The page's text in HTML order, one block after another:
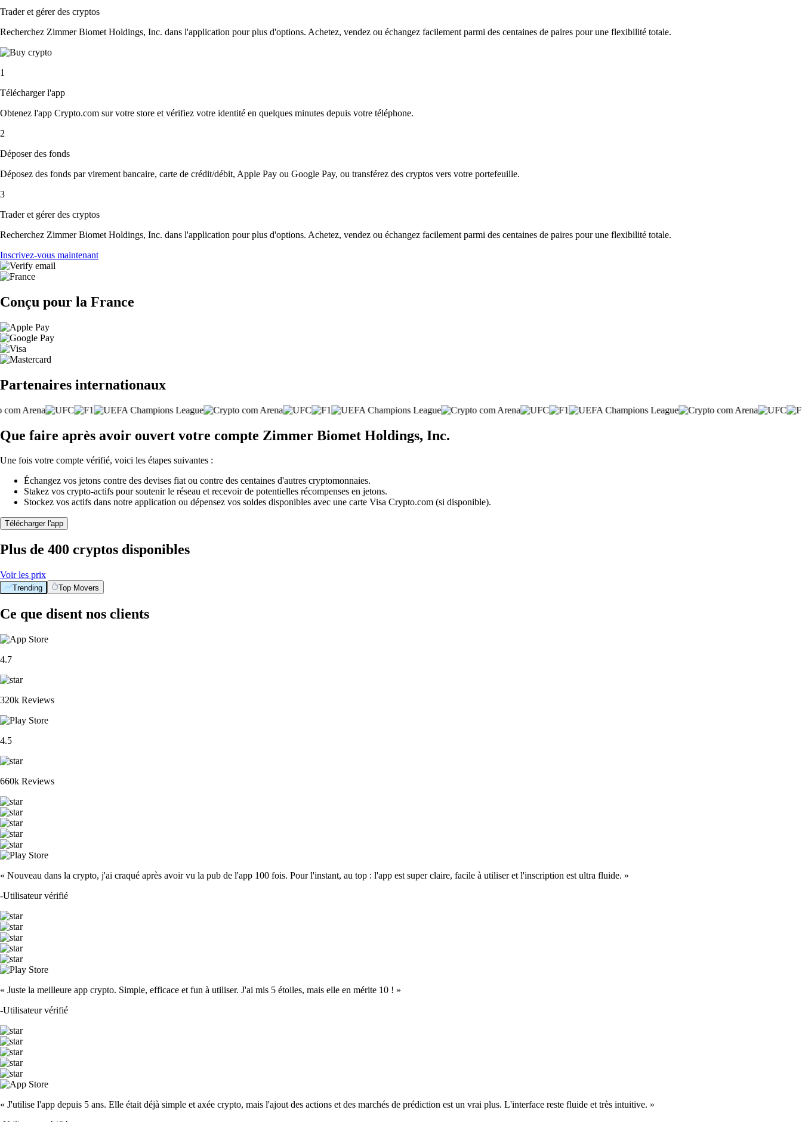
Trader et gérer des cryptos
Recherchez Zimmer Biomet Holdings, Inc. dans l'application pour plus d'options. Achetez, vendez ou échangez facilement parmi des centaines de paires pour une flexibilité totale.
1
Télécharger l'app
Obtenez l'app Crypto.com sur votre store et vérifiez votre identité en quelques minutes depuis votre téléphone.
2
Déposer des fonds
Déposez des fonds par virement bancaire, carte de crédit/débit, Apple Pay ou Google Pay, ou transférez des cryptos vers votre portefeuille.
3
Trader et gérer des cryptos
Recherchez Zimmer Biomet Holdings, Inc. dans l'application pour plus d'options. Achetez, vendez ou échangez facilement parmi des centaines de paires pour une flexibilité totale.
Inscrivez-vous maintenant
Conçu pour la France
Partenaires internationaux
Que faire après avoir ouvert votre compte Zimmer Biomet Holdings, Inc.
Une fois votre compte vérifié, voici les étapes suivantes :
Échangez vos jetons contre des devises fiat ou contre des centaines d'autres cryptomonnaies.
Stakez vos crypto-actifs pour soutenir le réseau et recevoir de potentielles récompenses en jetons.
Stockez vos actifs dans notre application ou dépensez vos soldes disponibles avec une carte Visa Crypto.com (si disponible).
Télécharger l'app
Plus de 400 cryptos disponibles
Voir les prix
Trending Top Movers
Ce que disent nos clients
4.7
320k Reviews
4.5
660k Reviews
« Nouveau dans la crypto, j'ai craqué après avoir vu la pub de l'app 100 fois. Pour l'instant, au top : l'app est super claire, facile à utiliser et l'inscription est ultra fluide. »
-Utilisateur vérifié
« Juste la meilleure app crypto. Simple, efficace et fun à utiliser. J'ai mis 5 étoiles, mais elle en mérite 10 ! »
-Utilisateur vérifié
« J'utilise l'app depuis 5 ans. Elle était déjà simple et axée crypto, mais l'ajout des actions et des marchés de prédiction est un vrai plus. L'interface reste fluide et très intuitive. »